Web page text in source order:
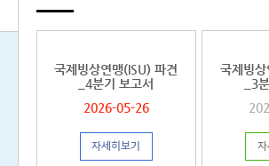
회 접수 일정 : 공고일
교육별 세부사항은 국
https://
국제빙상연맹(ISU) 파견
_4분기 보고서
2026-05-26
자세히보기
국제빙
_3
자